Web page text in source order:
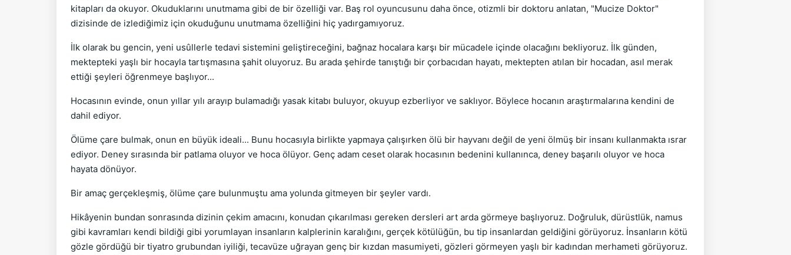
kitapları da okuyor. Okuduklarını unutmama gibi de bir özelliği var. Baş rol oyuncusunu daha önce, otizmli bir doktoru anlatan, "Mucize Doktor"
dizisinde de izlediğimiz için okuduğunu unutmama özelliğini hiç yadırgamıyoruz.
İlk olarak bu gencin, yeni usûllerle tedavi sistemini geliştireceğini, bağnaz hocalara karşı bir mücadele içinde olacağını bekliyoruz. İlk günden,
mektepteki yaşlı bir hocayla tartışmasına şahit oluyoruz. Bu arada şehirde tanıştığı bir çorbacıdan hayatı, mektepten atılan bir hocadan, asıl merak
ettiği şeyleri öğrenmeye başlıyor...
Hocasının evinde, onun yıllar yılı arayıp bulamadığı yasak kitabı buluyor, okuyup ezberliyor ve saklıyor. Böylece hocanın araştırmalarına kendini de
dahil ediyor.
Ölüme çare bulmak, onun en büyük ideali... Bunu hocasıyla birlikte yapmaya çalışırken ölü bir hayvanı değil de yeni ölmüş bir insanı kullanmakta ısrar
ediyor. Deney sırasında bir patlama oluyor ve hoca ölüyor. Genç adam ceset olarak hocasının bedenini kullanınca, deney başarılı oluyor ve hoca
hayata dönüyor.
Bir amaç gerçekleşmiş, ölüme çare bulunmuştu ama yolunda gitmeyen bir şeyler vardı.
Hikâyenin bundan sonrasında dizinin çekim amacını, konudan çıkarılması gereken dersleri art arda görmeye başlıyoruz. Doğruluk, dürüstlük, namus
gibi kavramları kendi bildiği gibi yorumlayan insanların kalplerinin karalığını, gerçek kötülüğün, bu tip insanlardan geldiğini görüyoruz. İnsanların kötü
gözle gördüğü bir tiyatro grubundan iyiliği, tecavüze uğrayan genç bir kızdan masumiyeti, gözleri görmeyen yaşlı bir kadından merhameti görüyoruz.